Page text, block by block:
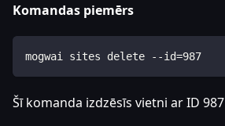
Komandas piemērs
mogwai sites delete --id=987
Šī komanda izdzēsīs vietni ar ID 987